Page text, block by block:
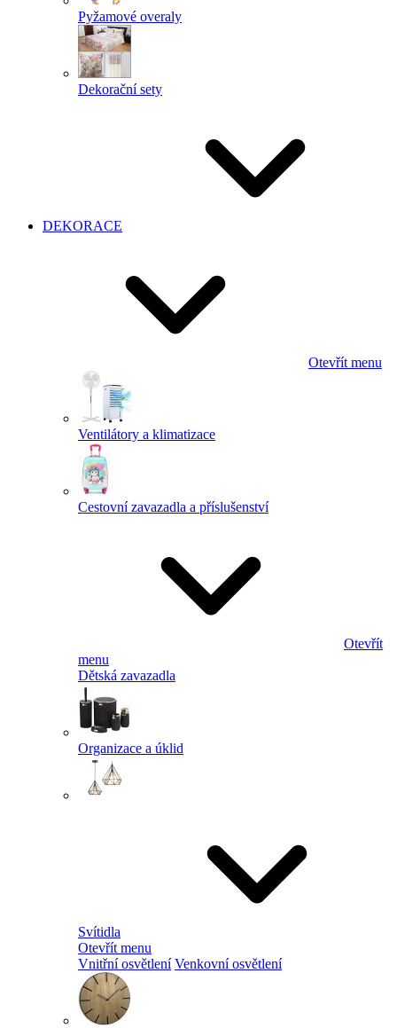
Pyžamové overaly
Dekorační sety
DEKORACE
Otevřít menu
Ventilátory a klimatizace
Cestovní zavazadla a příslušenství
Otevřít
menu
Dětská zavazadla
Organizace a úklid
Svítidla
Otevřít menu
Vnitřní osvětlení Venkovní osvětlení